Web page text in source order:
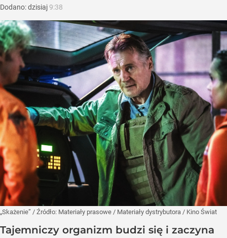
Dodano:dzisiaj 9:38
„Skażenie” / Źródło: Materiały prasowe / Materiały dystrybutora / Kino Świat
Tajemniczy organizm budzi się i zaczyna